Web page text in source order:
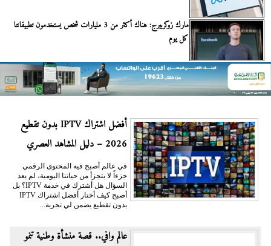
مارك زوكربيرج: هناك أكثر من 3 مليارات شخص يستخدمون تطبيقاتنا
كل يوم
أفضل اشتراك IPTV بدون تقطيع
2026 – دليل المشاهد العصري
في عالم أصبح فيه المحتوى الرقمي
جزءاً لا يتجزأ من حياتنا اليومية، لم يعد
السؤال هل أشترك في خدمة IPTV؟ بل
أصبح كيف أختار أفضل اشتراك IPTV
بدون تقطيع يضمن لي تجربة...
عالم وافي.. قصة منشأة وطنية تنمو